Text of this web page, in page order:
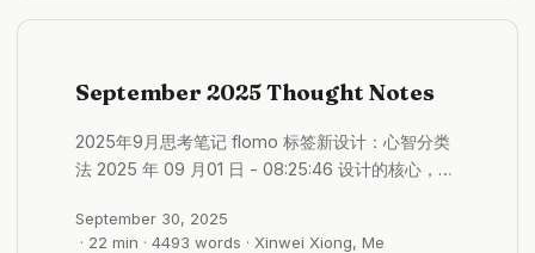
suddenly realizing that exploration itself no
knowing where the next fulcrum would be. ...
在危机：早衰与高昂的维修成本 2025 年 10 月01 日
存在危机的 许多中国的高层建筑正经过早老化。在
其他国家通常需要几十年才会出现的问题，据报道在
中国仅建成不到10到15年的建筑中就已经出现。这些
落和坠落变得越来越普遍，对楼下的行人构成了安全
隐患。 渗水漏水： 来自屋顶、窗户和内部管道的持
September 2025 Thought Notes
2025年9月思考笔记 flomo 标签新设计：心智分类
法 2025 年 09 月01 日 - 08:25:46 设计的核心，不
智状态去分类，关注的是，当时的自己是观察内在、
September 30, 2025
· 22 min · 4493 words · Xinwei Xiong, Me